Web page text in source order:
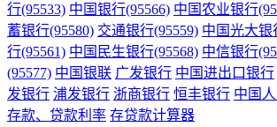
行(95533) 中国银行(95566) 中国农业银行
蓄银行(95580) 交通银行(95559) 中国光大银
行(95561) 中国民生银行(95568) 中信银行
(95577) 中国银联 广发银行 中国进出口银行
发银行 浦发银行 浙商银行 恒丰银行 中国
存款、贷款利率 存贷款计算器